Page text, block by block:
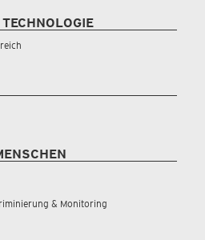
& Monitoring